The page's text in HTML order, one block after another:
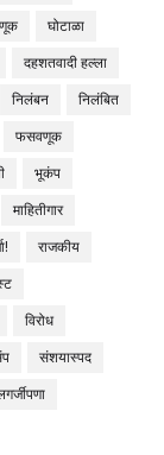
घोटाळा
दहशतवादी हल्ला
निलंबन
निलंबित
फसवणूक
भूकंप
माहितीगार
राजकीय
विरोध
संशयास्पद